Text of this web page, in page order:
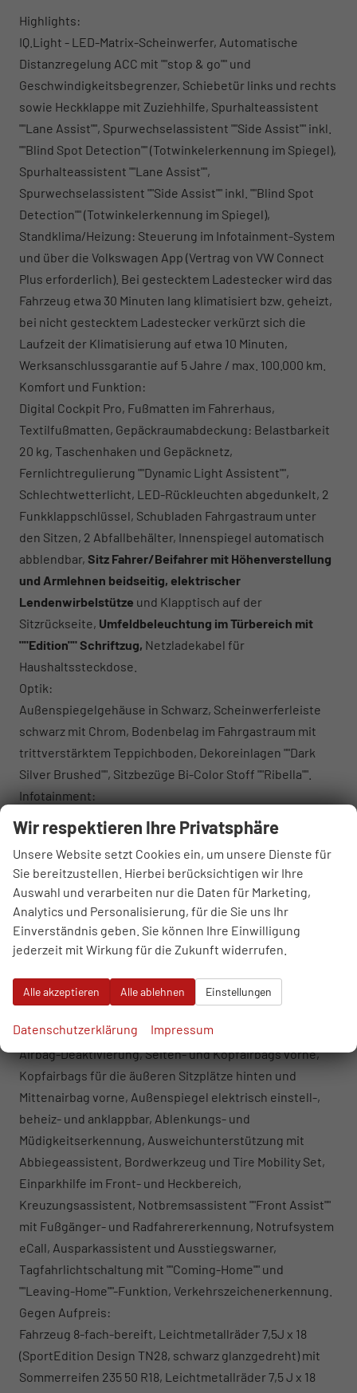
Highlights:
IQ.Light - LED-Matrix-Scheinwerfer, Automatische
Distanzregelung ACC mit ""stop & go"" und
Geschwindigkeitsbegrenzer, Schiebetür links und rechts
sowie Heckklappe mit Zuziehhilfe, Spurhalteassistent
""Lane Assist"", Spurwechselassistent ""Side Assist"" inkl.
""Blind Spot Detection"" (Totwinkelerkennung im Spiegel),
Spurhalteassistent ""Lane Assist"",
Spurwechselassistent ""Side Assist"" inkl. ""Blind Spot
Detection"" (Totwinkelerkennung im Spiegel),
Standklima/Heizung: Steuerung im Infotainment-System
und über die Volkswagen App (Vertrag von VW Connect
Plus erforderlich). Bei gestecktem Ladestecker wird das
Fahrzeug etwa 30 Minuten lang klimatisiert bzw. geheizt,
bei nicht gestecktem Ladestecker verkürzt sich die
Laufzeit der Klimatisierung auf etwa 10 Minuten,
Werksanschlussgarantie auf 5 Jahre / max. 100.000 km.
Komfort und Funktion:
Digital Cockpit Pro, Fußmatten im Fahrerhaus,
Textilfußmatten, Gepäckraumabdeckung: Belastbarkeit
20 kg, Taschenhaken und Gepäcknetz,
Fernlichtregulierung ""Dynamic Light Assistent"",
Schlechtwetterlicht, LED-Rückleuchten abgedunkelt, 2
Funkklappschlüssel, Schubladen Fahrgastraum unter
den Sitzen, 2 Abfallbehälter, Innenspiegel automatisch
abblendbar, Sitz Fahrer/Beifahrer mit Höhenverstellung
und Armlehnen beidseitig, elektrischer
Lendenwirbelstütze und Klapptisch auf der
Sitzrückseite, Umfeldbeleuchtung im Türbereich mit
""Edition"" Schriftzug, Netzladekabel für
Haushaltssteckdose.
Optik:
Außenspiegelgehäuse in Schwarz, Scheinwerferleiste
schwarz mit Chrom, Bodenbelag im Fahrgastraum mit
trittverstärktem Teppichboden, Dekoreinlagen ""Dark
Silver Brushed"", Sitzbezüge Bi-Color Stoff ""Ribella"".
Infotainment:
App-Connect inkl. Wireless (Navigation über Smartphone
möglich), Car2X, (DAB+), Lautsprecher 8 Stück, USB-C-
Schnittstelle vorne & hinten (2 USB vorne und 4 USB im
FGSTR), Sprachsteuerung inkl. ICC
(Bluetooth)
Fahrwerk/Sonstiges:
40kW (DC) bzw. 11 kW (AC)
Sicherheit und Fahrerassistenz:
ABS, ESP, Airbag für Fahrer und Beifahrer mit Beifahrer-
Airbag-Deaktivierung, Seiten- und Kopfairbags vorne,
Kopfairbags für die äußeren Sitzplätze hinten und
Mittenairbag vorne, Außenspiegel elektrisch einstell-,
beheiz- und anklappbar, Ablenkungs- und
Müdigkeitserkennung, Ausweichunterstützung mit
Abbiegeassistent, Bordwerkzeug und Tire Mobility Set,
Einparkhilfe im Front- und Heckbereich,
Kreuzungsassistent, Notbremsassistent ""Front Assist""
mit Fußgänger- und Radfahrererkennung, Notrufsystem
eCall, Ausparkassistent und Ausstiegswarner,
Tagfahrlichtschaltung mit ""Coming-Home"" und
""Leaving-Home""-Funktion, Verkehrszeichenerkennung.
Gegen Aufpreis:
Fahrzeug 8-fach-bereift, Leichtmetallräder 7,5J x 18
(SportEdition Design TN28, schwarz glanzgedreht) mit
Sommerreifen 235 50 R18, Leichtmetallräder 7,5 J x 18
Wir respektieren Ihre Privatsphäre
Unsere Website setzt Cookies ein, um unsere Dienste für
Sie bereitzustellen. Hierbei berücksichtigen wir Ihre
Auswahl und verarbeiten nur die Daten für Marketing,
Analytics und Personalisierung, für die Sie uns Ihr
Einverständnis geben. Sie können Ihre Einwilligung
jederzeit mit Wirkung für die Zukunft widerrufen.
Alle akzeptieren Alle ablehnen Einstellungen
Datenschutzerklärung Impressum